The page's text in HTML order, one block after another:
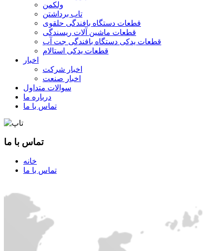
ولکمن
تاب برداشتن
قطعات دستگاه بافندگی حلقوی
قطعات ماشین آلات ریسندگی
قطعات یدکی دستگاه بافندگی جت آب
قطعات یدکی استالام
اخبار
اخبار شرکت
اخبار صنعت
سوالات متداول
درباره ما
تماس با ما
تماس با ما
خانه
تماس با ما